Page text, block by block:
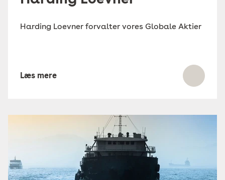
Harding Loevner forvalter vores Globale Aktier
Læs mere